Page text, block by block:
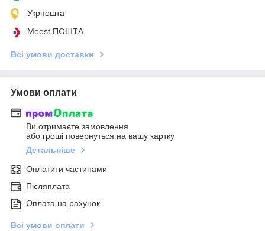
Укрпошта
Meest ПОШТА
Всі умови доставки
Умови оплати
Ви отримаєте замовлення
або гроші повернуться на вашу картку
Детальніше
Оплатити частинами
Післяплата
Оплата на рахунок
Всі умови оплати